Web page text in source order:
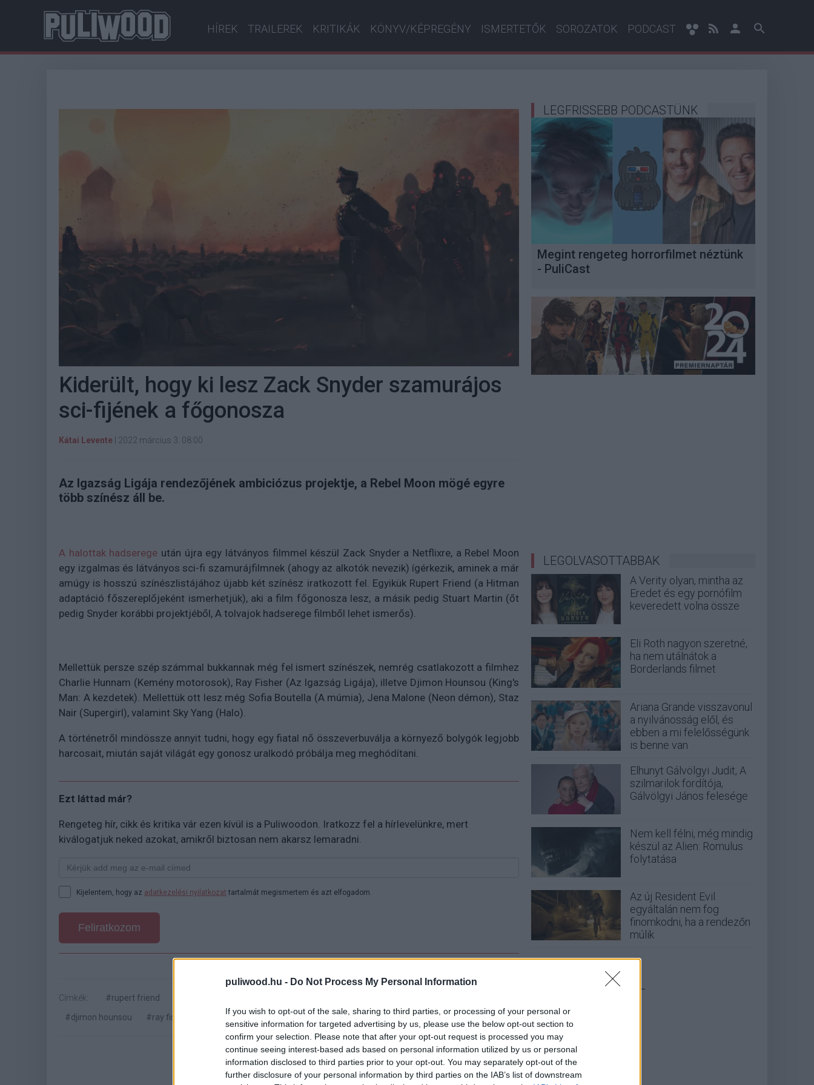
puliwood.hu - Do Not Process My Personal Information
If you wish to opt-out of the sale, sharing to third parties, or processing of your personal or
sensitive information for targeted advertising by us, please use the below opt-out section to
confirm your selection. Please note that after your opt-out request is processed you may
continue seeing interest-based ads based on personal information utilized by us or personal
information disclosed to third parties prior to your opt-out. You may separately opt-out of the
further disclosure of your personal information by third parties on the IAB’s list of downstream
HÍREK TRAILEREK KRITIKÁK KÖNYV/KÉPREGÉNY ISMERTETŐK SOROZATOK PODCAST
Kiderült, hogy ki lesz Zack Snyder szamurájos
sci-fijének a főgonosza
Kátai Levente 2022 március 3. 08:00
Az Igazság Ligája rendezőjének ambiciózus projektje, a Rebel Moon mögé egyre
több színész áll be.
A halottak hadserege után újra egy látványos filmmel készül Zack Snyder a Netflixre, a Rebel Moon
egy izgalmas és látványos sci-fi szamurájfilmnek (ahogy az alkotók nevezik) ígérkezik, aminek a már
amúgy is hosszú színészlistájához újabb két színész iratkozott fel. Egyikük Rupert Friend (a Hitman
adaptáció főszereplőjeként ismerhetjük), aki a film főgonosza lesz, a másik pedig Stuart Martin (őt
pedig Snyder korábbi projektjéből, A tolvajok hadserege filmből lehet ismerős).
Mellettük persze szép számmal bukkannak még fel ismert színészek, nemrég csatlakozott a filmhez
Charlie Hunnam (Kemény motorosok), Ray Fisher (Az Igazság Ligája), illetve Djimon Hounsou (King's
Man: A kezdetek). Mellettük ott lesz még Sofia Boutella (A múmia), Jena Malone (Neon démon), Staz
Nair (Supergirl), valamint Sky Yang (Halo).
A történetről mindössze annyit tudni, hogy egy fiatal nő összeverbuválja a környező bolygók legjobb
harcosait, miután saját világát egy gonosz uralkodó próbálja meg meghódítani.
Ezt láttad már?
Rengeteg hír, cikk és kritika vár ezen kívül is a Puliwoodon. Iratkozz fel a hírlevelünkre, mert
kiválogatjuk neked azokat, amikről biztosan nem akarsz lemaradni.
Kijelentem, hogy az adatkezelési nyilatkozat tartalmát megismertem és azt elfogadom.
Feliratkozom
Címkék: #rupert friend
#djimon hounsou
#ray fisher #doona bae
LEGFRISSEBB PODCASTÜNK
Megint rengeteg horrorfilmet néztünk
- PuliCast
LEGOLVASOTTABBAK
A Verity olyan, mintha az
Eredet és egy pornófilm
keveredett volna össze
Eli Roth nagyon szeretné,
ha nem utálnátok a
Borderlands filmet
Ariana Grande visszavonul
a nyilvánosság elől, és
ebben a mi felelősségünk
is benne van
Elhunyt Gálvölgyi Judit, A
szilmarilok fordítója,
Gálvölgyi János felesége
Nem kell félni, még mindig
készül az Alien: Romulus
folytatása
Az új Resident Evil
egyáltalán nem fog
finomkodni, ha a rendezőn
múlik